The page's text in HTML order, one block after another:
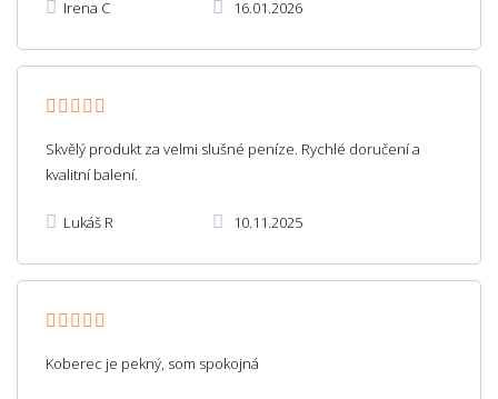
Irena C 16.01.2026
Skvělý produkt za velmi slušné peníze. Rychlé doručení a
kvalitní balení.
Lukáš R 10.11.2025
Koberec je pekný, som spokojná